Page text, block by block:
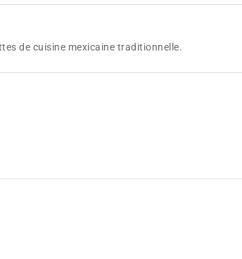
de cuisine mexicaine traditionnelle.